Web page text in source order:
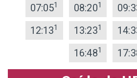
07:051 08:201
12:131 13:231
16:481